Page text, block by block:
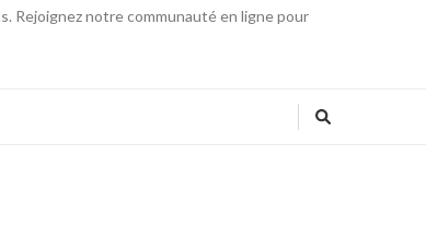
Rejoignez notre communauté en ligne pour